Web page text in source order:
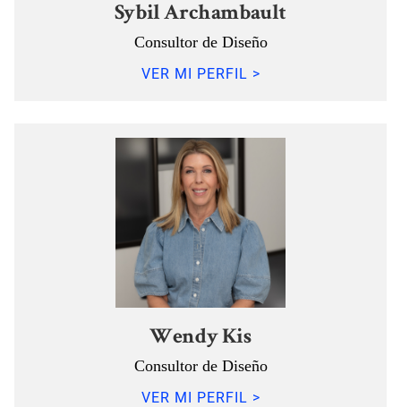
Sybil Archambault
Consultor de Diseño
VER MI PERFIL >
Wendy Kis
Consultor de Diseño
VER MI PERFIL >